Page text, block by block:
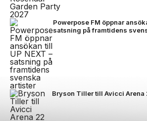
Powerpose FM öppnar
satsning på framtidens
Bryson Tiller till Avicci Arena